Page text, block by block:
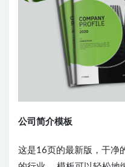
公司简介模板
这是16页的最新版，干净